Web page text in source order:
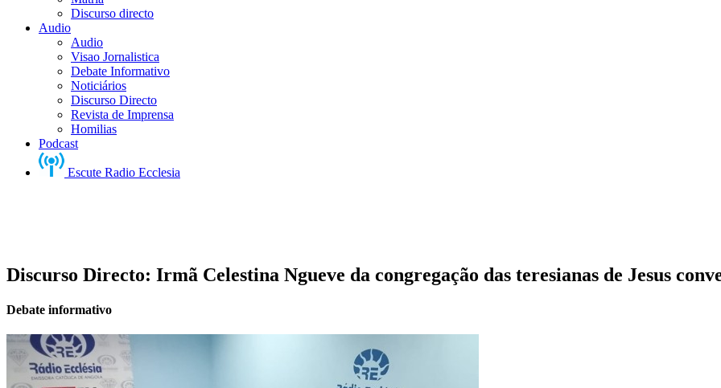
Discurso directo
Audio
Audio
Visao Jornalistica
Debate Informativo
Noticiários
Discurso Directo
Revista de Imprensa
Homilias
Podcast
Escute Radio Ecclesia
Discurso Directo: Irmã Celestina Ngueve da congregação das teresianas de Jesus
Debate informativo